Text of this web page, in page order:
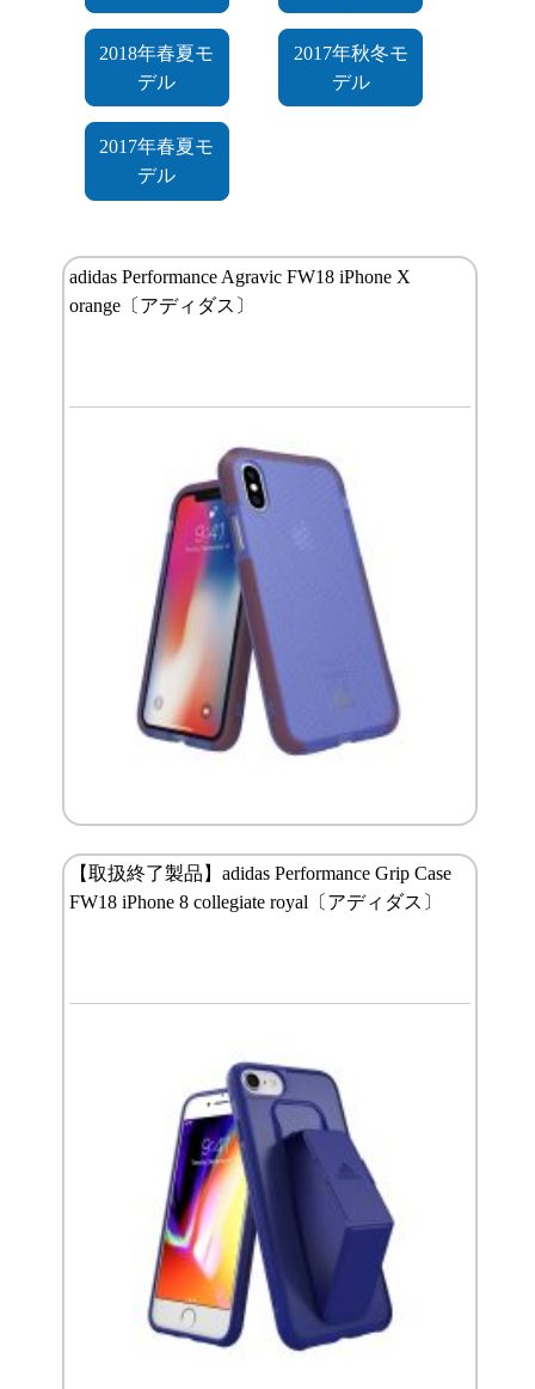
2018年春夏モ
デル
2017年秋冬モ
デル
2017年春夏モ
デル
adidas Performance Agravic FW18 iPhone X
orange〔アディダス〕
【取扱終了製品】adidas Performance Grip Case
FW18 iPhone 8 collegiate royal〔アディダス〕